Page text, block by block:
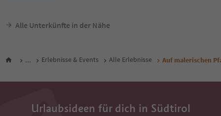
Alle Unterkünfte in der Nähe
... Erlebnisse & Events Alle Erlebnisse Auf malerischen
Urlaubsideen für dich in Südtirol